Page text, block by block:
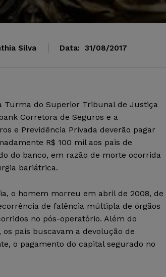
Silva Data: 31/08/2017
Turma do Superior Tribunal de Justiça
Corretora de Seguros e a
e Previdência Privada deverão pagar
R$ 100 mil aos pais de
do banco, em razão de morte ocorrida
bariátrica.
o homem morreu em abril de 2008, de
de falência múltipla de órgãos
no pós-operatório. Além do
pais buscavam a devolução de
o pagamento do capital segurado no